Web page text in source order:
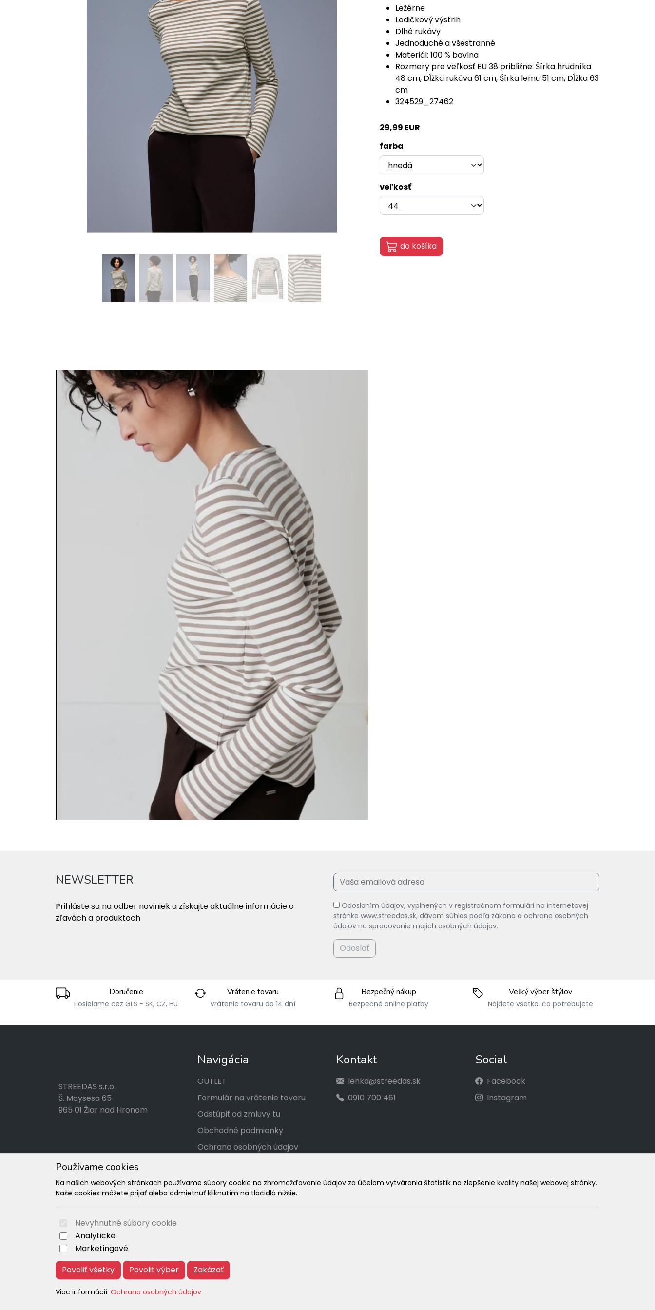
Ležérne
Lodičkový výstrih
Dlhé rukávy
Jednoduché a všestranné
Materiál: 100 % bavlna
Rozmery pre veľkosť EU 38 približne: Šírka hrudníka
48 cm, Dĺžka rukáva 61 cm, Šírka lemu 51 cm, Dĺžka 63
cm
324529_27462
29,99 EUR
farba
veľkosť
do košíka
NEWSLETTER
Prihláste sa na odber noviniek a získajte aktuálne informácie o
zľavách a produktoch
Odoslaním údajov, vyplnených v registračnom formulári na internetovej
stránke www.streedas.sk, dávam súhlas podľa zákona o ochrane osobných
údajov na spracovanie mojich osobných údajov.
Odoslať
Doručenie
Posielame cez GLS - SK, CZ, HU
Vrátenie tovaru
Vrátenie tovaru do 14 dní
Bezpečný nákup
Bezpečné online platby
Veľký výber štýlov
Nájdete všetko, čo potrebujete
Používame cookies
Na našich webových stránkach používame súbory cookie na zhromažďovanie údajov za účelom vytvárania štatistík na zlepšenie kvality našej webovej stránky.
Naše cookies môžete prijať alebo odmietnuť kliknutím na tlačidlá nižšie.
Nevyhnutné súbory cookie
Analytické
Marketingové
Povoliť všetky
Povoliť výber Zakázať
Viac informácií: Ochrana osobných údajov
STREEDAS s.r.o.
Š. Moysesa 65
965 01 Žiar nad Hronom
Navigácia
OUTLET
Formulár na vrátenie tovaru
Odstúpiť od zmluvy tu
Obchodné podmienky
Ochrana osobných údajov
Tabuľka veľkostí
Reklamačný poriadok
Kontakt
lenka@streedas.sk
0910 700 461
Social
Facebook
Instagram